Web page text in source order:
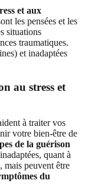
et aux
les pensées et les
situations
traumatiques.
et inadaptées
au stress et
à traiter vos
votre bien-être de
de la guérison
quant à
mais peuvent être
du